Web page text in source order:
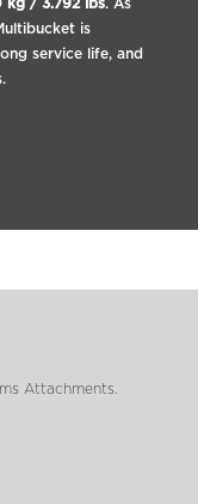
kg / 3.792 lbs. As
is
service life, and
Attachments.